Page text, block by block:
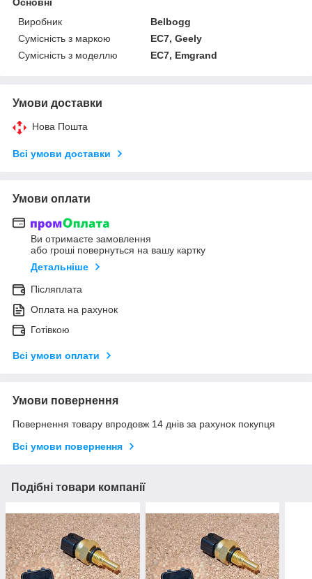
Виробник
Belbogg
Сумісність з маркою
EC7, Geely
Сумісність з моделлю
EC7, Emgrand
Умови доставки
Нова Пошта
Всі умови доставки
Умови оплати
Ви отримаєте замовлення
або гроші повернуться на вашу картку
Детальніше
Післяплата
Оплата на рахунок
Готівкою
Всі умови оплати
Умови повернення
Повернення товару впродовж 14 днів за рахунок покупця
Всі умови повернення
Подібні товари компанії